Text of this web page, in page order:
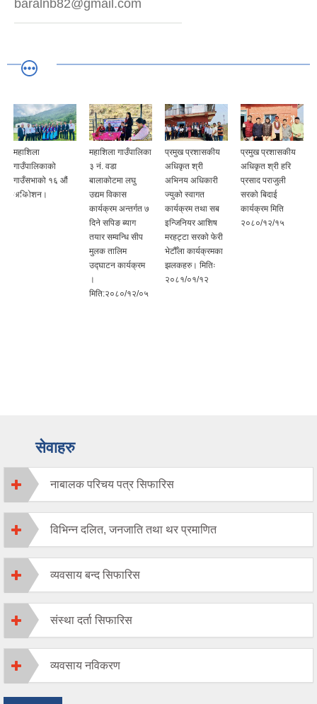
baralnb82@gmail.com
महाशिला
गाउँपालिकाको
गाउँसभाको १६ औं
अधिवेशन।
महाशिला गाउँपालिका
३ नं. वडा
बालाकोटमा लघु
उद्यम विकास
कार्यक्रम अन्तर्गत ७
दिने सपिङ ब्याग
तयार सम्वन्धि सीप
मुलक तालिम
उद्घाटन कार्यक्रम
।
मिति:२०८०/१२/०५
प्रमुख प्रशासकीय
अधिकृत श्री
अभिनय अधिकारी
ज्युको स्वागत
कार्यक्रम तथा सब
इन्जिनियर आशिष
मरहट्टा सरको फेरी
भेटौँला कार्यक्रमका
झलकहरु। मितिः
२०८१/०१/१२
प्रमुख प्रशासकीय
अधिकृत श्री हरि
प्रसाद पराजुली
सरको बिदाई
कार्यक्रम मिति
२०८०/१२/१५
सेवाहरु
नाबालक परिचय पत्र सिफारिस
विभिन्न दलित, जनजाति तथा थर प्रमाणित
व्यवसाय बन्द सिफारिस
संस्था दर्ता सिफारिस
व्यवसाय नविकरण